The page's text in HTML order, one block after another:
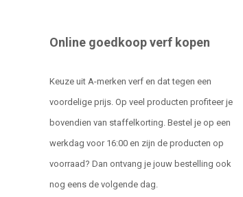
Online goedkoop verf kopen
Keuze uit A-merken verf en dat tegen een
voordelige prijs. Op veel producten profiteer je
bovendien van staffelkorting. Bestel je op een
werkdag voor 16:00 en zijn de producten op
voorraad? Dan ontvang je jouw bestelling ook
nog eens de volgende dag.